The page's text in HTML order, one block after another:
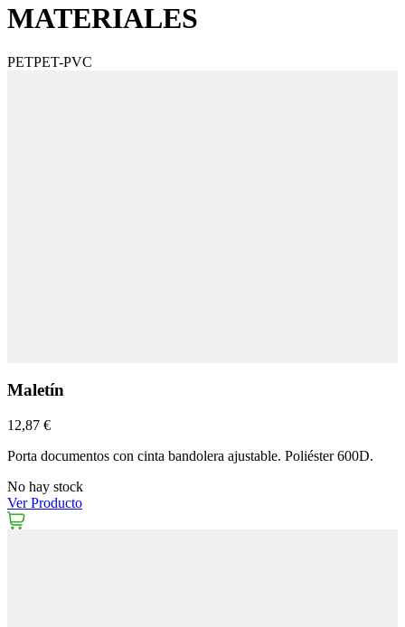
MATERIALES
PETPET-PVC
Maletín
12,87 €
Porta documentos con cinta bandolera ajustable. Poliéster 600D.
No hay stock
Ver Producto